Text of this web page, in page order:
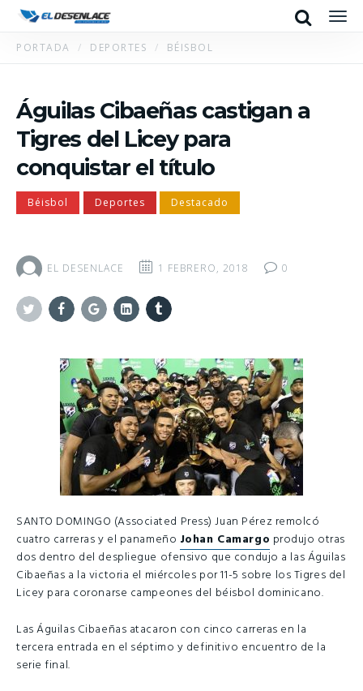
Search
PORTADA DEPORTES BÉISBOL
Águilas Cibaeñas castigan a
Tigres del Licey para
conquistar el título
Béisbol Deportes Destacado
EL DESENLACE 1 FEBRERO, 2018 0
SANTO DOMINGO (Associated Press) Juan Pérez remolcó
cuatro carreras y el panameño Johan Camargo produjo otras
dos dentro del despliegue ofensivo que condujo a las Águilas
Cibaeñas a la victoria el miércoles por 11-5 sobre los Tigres del
Licey para coronarse campeones del béisbol dominicano.
Las Águilas Cibaeñas atacaron con cinco carreras en la
tercera entrada en el séptimo y definitivo encuentro de la
serie final.